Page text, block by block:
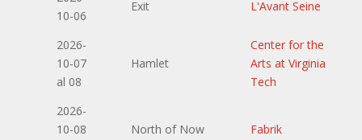
10-06
Exit L'Avant Seine
2026-
10-07
al 08
Hamlet
Center for the
Arts at Virginia
Tech
2026-
10-08
North of Now Fabrik